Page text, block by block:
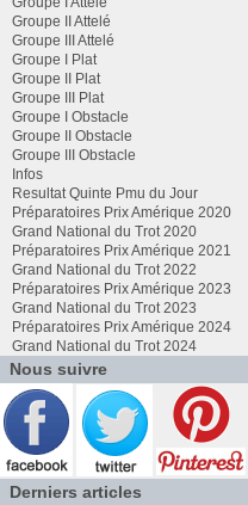
Groupe II Attelé
Groupe III Attelé
Groupe I Plat
Groupe II Plat
Groupe III Plat
Groupe I Obstacle
Groupe II Obstacle
Groupe III Obstacle
Infos
Resultat Quinte Pmu du Jour
Préparatoires Prix Amérique 2020
Grand National du Trot 2020
Préparatoires Prix Amérique 2021
Grand National du Trot 2022
Préparatoires Prix Amérique 2023
Grand National du Trot 2023
Préparatoires Prix Amérique 2024
Grand National du Trot 2024
Nous suivre
Derniers articles